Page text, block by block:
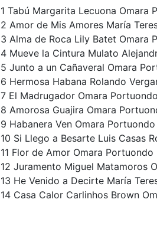
1 Tabú Margarita Lecuona Omara
2 Amor de Mis Amores María
3 Alma de Roca Lily Batet Omara
4 Mueve la Cintura Mulato
5 Junto a un Cañaveral Omara
6 Hermosa Habana Rolando
7 El Madrugador Omara
8 Amorosa Guajira Omara
9 Habanera Ven Omara
10 Si Llego a Besarte Luis Casas
11 Flor de Amor Omara
12 Juramento Miguel Matamoros
13 He Venido a Decirte María
14 Casa Calor Carlinhos Brown